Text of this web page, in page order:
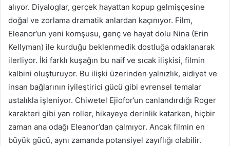
alıyor. Diyaloglar, gerçek hayattan kopup gelmişçesine
doğal ve zorlama dramatik anlardan kaçınıyor. Film,
Eleanor’un yeni komşusu, genç ve hayat dolu Nina (Erin
Kellyman) ile kurduğu beklenmedik dostluğa odaklanarak
ilerliyor. İki farklı kuşağın bu naif ve sıcak ilişkisi, filmin
kalbini oluşturuyor. Bu ilişki üzerinden yalnızlık, aidiyet ve
insan bağlarının iyileştirici gücü gibi evrensel temalar
ustalıkla işleniyor. Chiwetel Ejiofor’un canlandırdığı Roger
karakteri gibi yan roller, hikayeye derinlik katarken, hiçbir
zaman ana odağı Eleanor’dan çalmıyor. Ancak filmin en
büyük gücü, aynı zamanda potansiyel zayıflığı olabilir.